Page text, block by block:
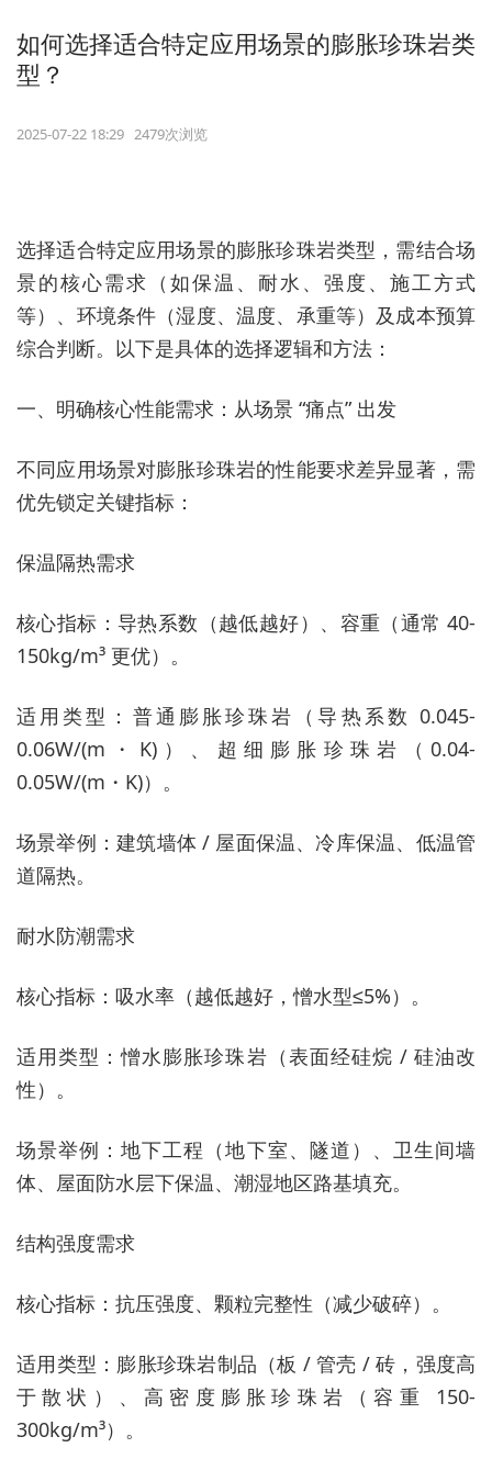
如何选择适合特定应用场景的膨胀珍珠岩类
型？
2025-07-22 18:29 2479次浏览
选择适合特定应用场景的膨胀珍珠岩类型，需结合场
景的核心需求（如保温、耐水、强度、施工方式
等）、环境条件（湿度、温度、承重等）及成本预算
综合判断。以下是具体的选择逻辑和方法：
一、明确核心性能需求：从场景 “痛点” 出发
不同应用场景对膨胀珍珠岩的性能要求差异显著，需
优先锁定关键指标：
保温隔热需求
核心指标：导热系数（越低越好）、容重（通常 40-
150kg/m³ 更优）。
适用类型：普通膨胀珍珠岩（导热系数 0.045-
0.06W/(m・K)）、超细膨胀珍珠岩（0.04-
0.05W/(m・K)）。
场景举例：建筑墙体 / 屋面保温、冷库保温、低温管
道隔热。
耐水防潮需求
核心指标：吸水率（越低越好，憎水型≤5%）。
适用类型：憎水膨胀珍珠岩（表面经硅烷 / 硅油改
性）。
场景举例：地下工程（地下室、隧道）、卫生间墙
体、屋面防水层下保温、潮湿地区路基填充。
结构强度需求
核心指标：抗压强度、颗粒完整性（减少破碎）。
适用类型：膨胀珍珠岩制品（板 / 管壳 / 砖，强度高
于散状）、高密度膨胀珍珠岩（容重 150-
300kg/m³）。